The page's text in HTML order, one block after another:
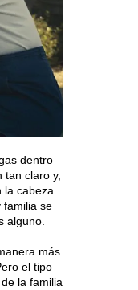
dentro
claro y,
la cabeza
familia se
alguno.
más
el tipo
la familia